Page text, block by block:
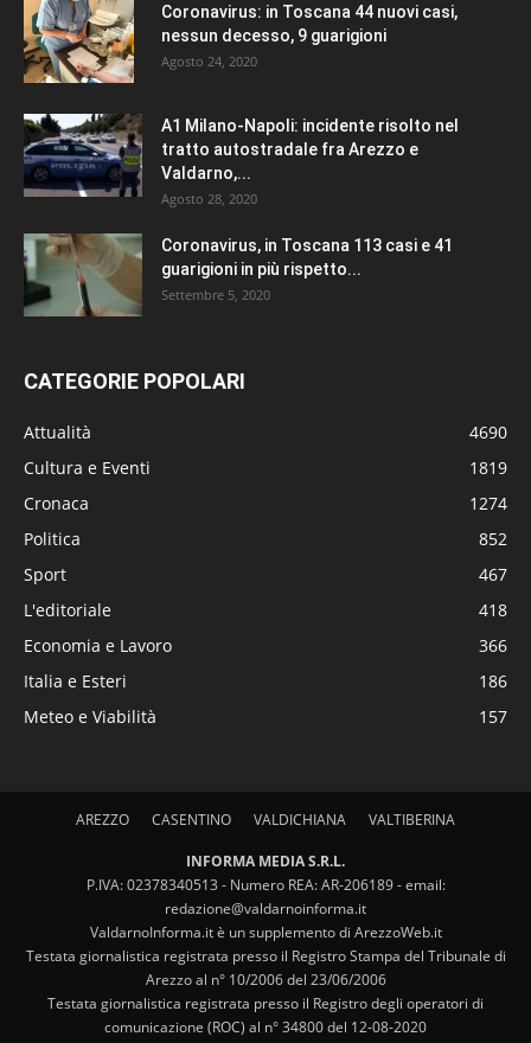
Coronavirus: in Toscana 44 nuovi casi,
nessun decesso, 9 guarigioni
Agosto 24, 2020
A1 Milano-Napoli: incidente risolto nel
tratto autostradale fra Arezzo e
Valdarno,...
Agosto 28, 2020
Coronavirus, in Toscana 113 casi e 41
guarigioni in più rispetto...
Settembre 5, 2020
CATEGORIE POPOLARI
Attualità
4690
Cultura e Eventi
1819
Cronaca
1274
Politica
852
Sport
467
L'editoriale
418
Economia e Lavoro
366
Italia e Esteri
186
Meteo e Viabilità
157
AREZZO CASENTINO VALDICHIANA VALTIBERINA
INFORMA MEDIA S.R.L.
P.IVA: 02378340513 - Numero REA: AR-206189 - email:
redazione@valdarnoinforma.it
ValdarnoInforma.it è un supplemento di ArezzoWeb.it
Testata giornalistica registrata presso il Registro Stampa del Tribunale di
Arezzo al n° 10/2006 del 23/06/2006
Testata giornalistica registrata presso il Registro degli operatori di
comunicazione (ROC) al n° 34800 del 12-08-2020